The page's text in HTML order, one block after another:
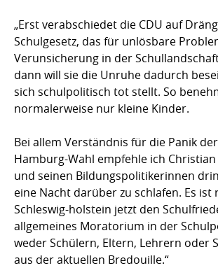
„Erst verabschiedet die CDU auf
Schulgesetz, das für unlösbare
Verunsicherung in der
dann will sie die Unruhe dadurch
sich schulpolitisch tot stellt. So
normalerweise nur kleine Kinder.
Bei allem Verständnis für die Panik
Hamburg-Wahl empfehle ich
und seinen Bildungspolitikerinnen
eine Nacht darüber zu schlafen. Es ist
Schleswig-holstein jetzt den
allgemeines Moratorium in der
weder Schülern, Eltern, Lehrern oder
aus der aktuellen Bredouille.“